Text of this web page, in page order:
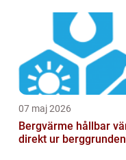
07 maj 2026
Bergvärme hållbar värme
direkt ur berggrunden